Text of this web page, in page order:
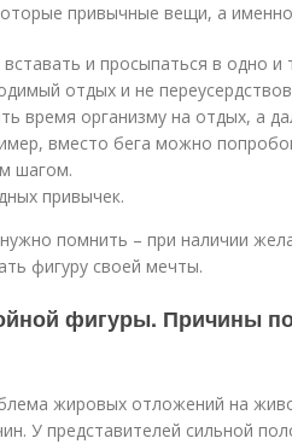
привычные вещи, а
и просыпаться в одно и
отдых и не
время организму на отдых, а
вместо бега можно
шагом.
привычек.
помнить – при наличии
фигуру своей мечты.
фигуры. Причины
жировых отложений на
У представителей сильной